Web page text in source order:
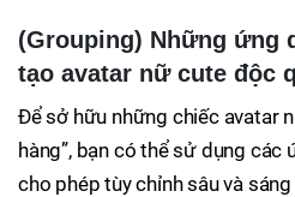
(Grouping) Những ứng
tạo avatar nữ cute độc
Để sở hữu những chiếc avatar
hàng”, bạn có thể sử dụng các
cho phép tùy chỉnh sâu và